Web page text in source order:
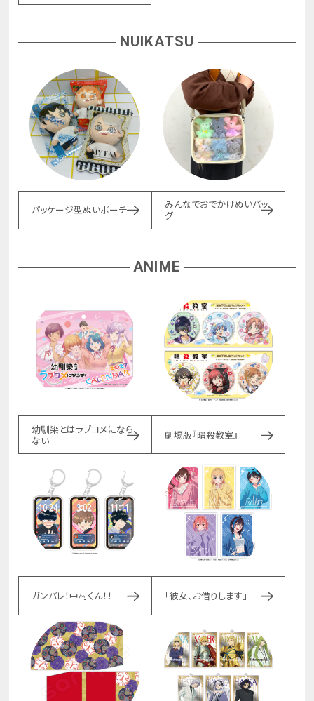
NUIKATSU
パッケージ型ぬいポーチ
みんなでおでかけぬいバッ
グ
ANIME
幼馴染とはラブコメになら
ない
劇場版『暗殺教室』
ガンバレ！中村くん！！ 「彼女、お借りします」